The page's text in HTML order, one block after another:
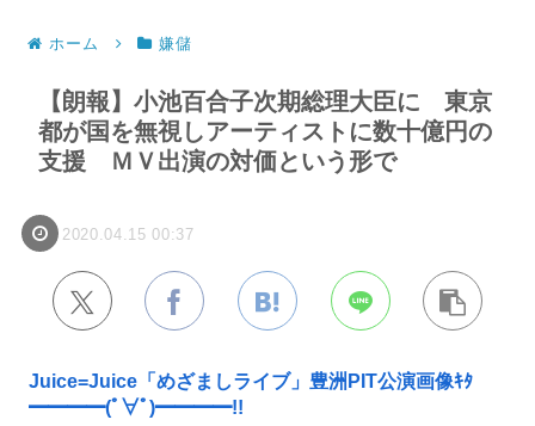
ホーム 嫌儲
【朗報】小池百合子次期総理大臣に 東京
都が国を無視しアーティストに数十億円の
支援 ＭＶ出演の対価という形で
2020.04.15 00:37
Juice=Juice「めざましライブ」豊洲PIT公演画像ｷﾀ
━━━━(ﾟ∀ﾟ)━━━━!!